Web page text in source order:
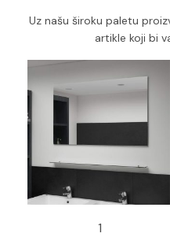
Uz našu široku paletu
artikle koji bi